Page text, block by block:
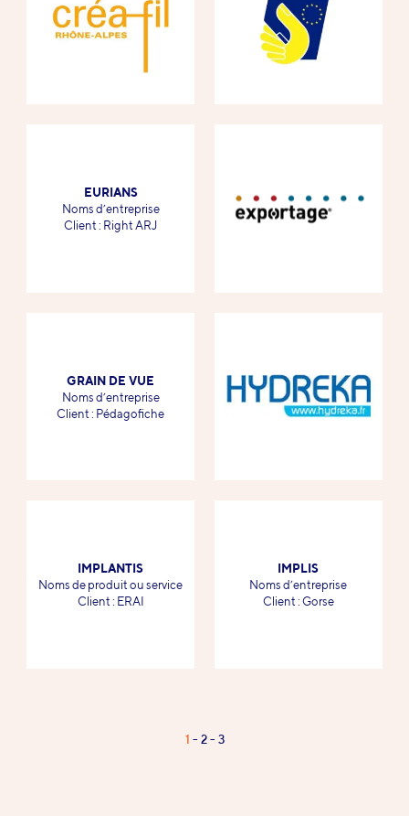
EURIANS
-Noms d’entreprise
-
Client : Right ARJ
GRAIN DE VUE
-Noms d’entreprise
-
Client : Pédagofiche
IMPLANTIS
-
Noms de produit ou service
-
Client : ERAI
IMPLIS
-
Noms d’entreprise
-
Client : Gorse
1 2 3